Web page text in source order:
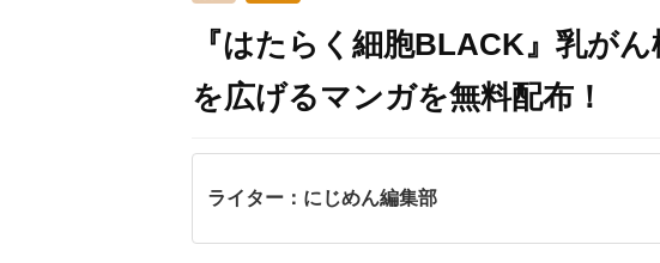
『はたらく細胞BLACK』乳が
を広げるマンガを無料配布！
ライター：にじめん編集部